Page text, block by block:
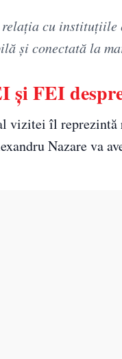
relația cu instituțiile
și conectată la
și FEI
vizitei îl reprezintă
Nazare va